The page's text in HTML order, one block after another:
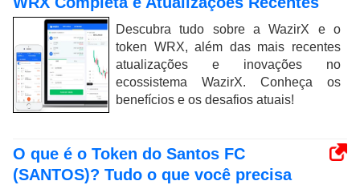
Descubra tudo sobre a WazirX e o
token WRX, além das mais recentes
atualizações e inovações no
ecossistema WazirX. Conheça os
benefícios e os desafios atuais!
O que é o Token do Santos FC
(SANTOS)? Tudo o que você precisa